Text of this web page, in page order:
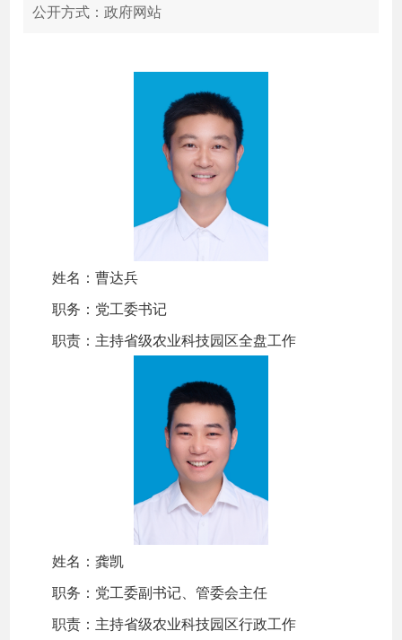
公开方式：政府网站
姓名：曹达兵
职务：党工委书记
职责：主持省级农业科技园区全盘工作
姓名：龚凯
职务：党工委副书记、管委会主任
职责：主持省级农业科技园区行政工作